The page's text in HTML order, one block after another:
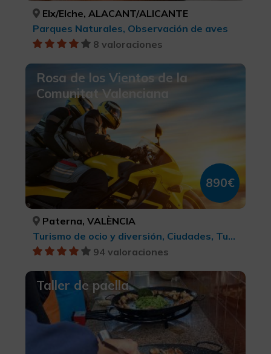
Elx/Elche, ALACANT/ALICANTE
Parques Naturales, Observación de aves
8 valoraciones
Rosa de los Vientos de la
Comunitat Valenciana
890€
Paterna, VALÈNCIA
Turismo de ocio y diversión, Ciudades, Turismo activo-aventura, Turismo rural y natural, BTT, cicloturismo y ciclismo , Arte Rupestre, LGBTQ+, Turismo gastronómico, Parques Naturales, Turismo cultural, Turismo deportivo, Enoturismo
94 valoraciones
Taller de paella